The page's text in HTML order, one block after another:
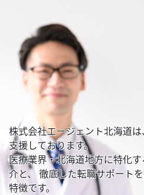
株式会社エージェント北海道
支援しております。
医療業界・北海道地方に特化
介と、 徹底した転職サポート
特徴です。